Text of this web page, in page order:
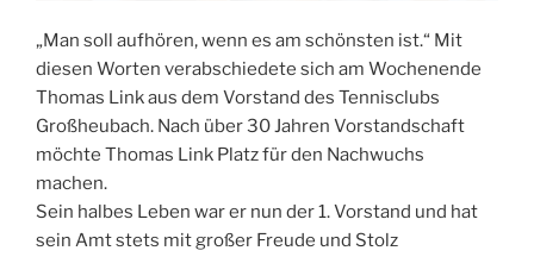
„Man soll aufhören, wenn es am schönsten ist.“ Mit
diesen Worten verabschiedete sich am Wochenende
Thomas Link aus dem Vorstand des Tennisclubs
Großheubach. Nach über 30 Jahren Vorstandschaft
möchte Thomas Link Platz für den Nachwuchs
machen.
Sein halbes Leben war er nun der 1. Vorstand und hat
sein Amt stets mit großer Freude und Stolz